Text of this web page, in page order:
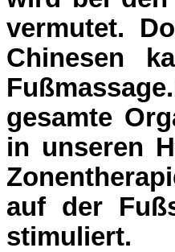
vermutet.
Chinesen
gesamte
in unseren
auf der
stimuliert.